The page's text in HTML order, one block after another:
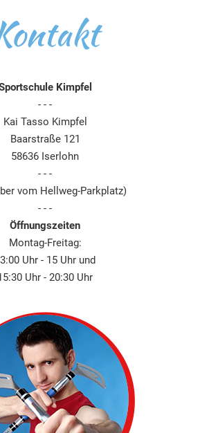
Kimpfel
- - -
Kai Tasso Kimpfel
Baarstraße 121
58636 Iserlohn
- - -
vom Hellweg-Parkplatz)
- - -
Öffnungszeiten
Montag-Freitag:
Uhr - 15 Uhr und
Uhr - 20:30 Uhr